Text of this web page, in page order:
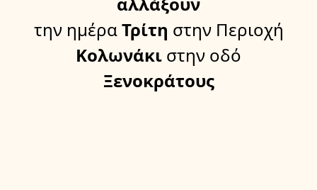
την ημέραΤρίτη στην Περιοχή
Κολωνάκι στην οδό
Ξενοκράτους